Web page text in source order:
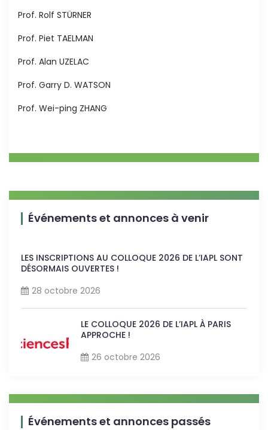
Prof. Rolf STÜRNER
Prof. Piet TAELMAN
Prof. Alan UZELAC
Prof. Garry D. WATSON
Prof. Wei-ping ZHANG
Événements et annonces à venir
LES INSCRIPTIONS AU COLLOQUE 2026 DE L’IAPL SONT
DÉSORMAIS OUVERTES !
28 octobre 2026
LE COLLOQUE 2026 DE L’IAPL À PARIS
APPROCHE !
26 octobre 2026
Événements et annonces passés